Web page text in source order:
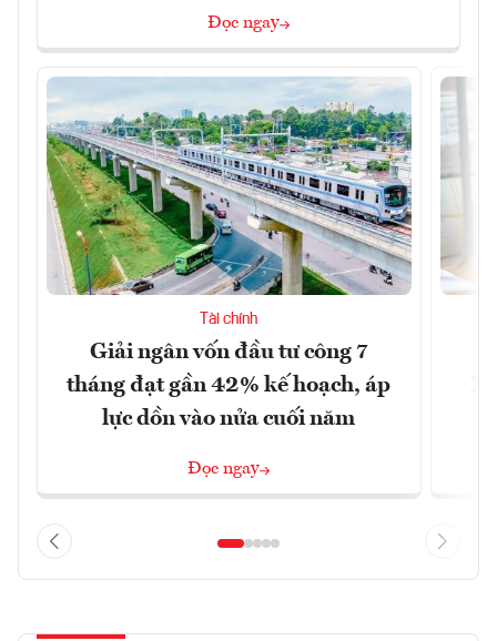
Đọc ngay
Tài chính
Giải ngân vốn đầu tư công 7
tháng đạt gần 42% kế hoạch, áp
lực dồn vào nửa cuối năm
Đọc ngay